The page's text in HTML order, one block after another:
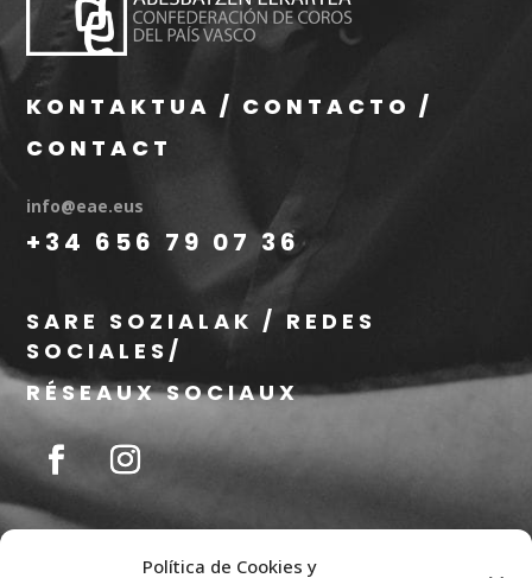
Política de Cookies y
KONTAKTUA / CONTACTO /
CONTACT
info@eae.eus
+34 656 79 07 36
SARE SOZIALAK / REDES
SOCIALES/
RÉSEAUX SOCIAUX